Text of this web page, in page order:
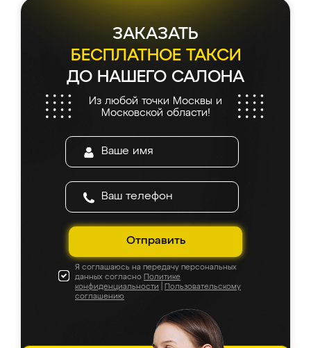
ЗАКАЗАТЬ
БЕСПЛАТНОЕ ТАКСИ
ДО НАШЕГО САЛОНА
Из любой точки Москвы и
Московской области!
Отправить
Я соглашаюсь на передачу персональных
данных согласно Политике
конфиденциальности
Пользовательскому
соглашению